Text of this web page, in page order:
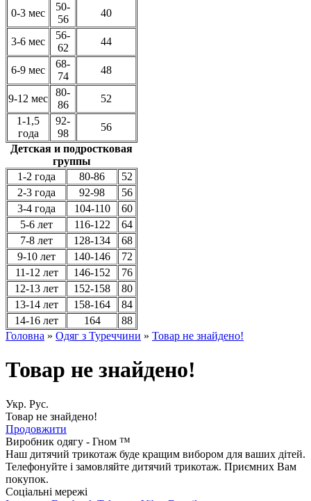
0-3 мес
50-
56
40
3-6 мес
56-
62
44
6-9 мес
68-
74
48
9-12 мес
80-
86
52
1-1,5
года
92-
98
56
Детская и подростковая
группы
1-2 года
80-86
52
2-3 года
92-98
56
3-4 года
104-110
60
5-6 лет
116-122
64
7-8 лет
128-134
68
9-10 лет
140-146
72
11-12 лет
146-152
76
12-13 лет
152-158
80
13-14 лет
158-164
84
14-16 лет
164
88
Головна » Одяг з Туреччини » Товар не знайдено!
Товар не знайдено!
Укр. Рус.
Товар не знайдено!
Продовжити
Виробник одягу - Гном ™
Наш дитячий трикотаж буде кращим вибором для ваших дітей.
Телефонуйте і замовляйте дитячий трикотаж. Приємних Вам
покупок.
Соціальні мережі